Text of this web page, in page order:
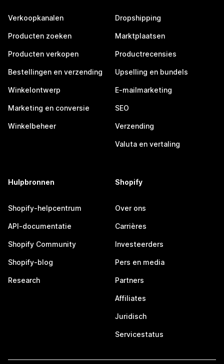
Verkoopkanalen
Producten zoeken
Producten verkopen
Bestellingen en verzending
Winkelontwerp
Marketing en conversie
Winkelbeheer
Dropshipping
Marktplaatsen
Productrecensies
Upselling en bundels
E-mailmarketing
SEO
Verzending
Valuta en vertaling
Hulpbronnen
Shopify-helpcentrum
API-documentatie
Shopify Community
Shopify-blog
Research
Shopify
Over ons
Carrières
Investeerders
Pers en media
Partners
Affiliates
Juridisch
Servicestatus